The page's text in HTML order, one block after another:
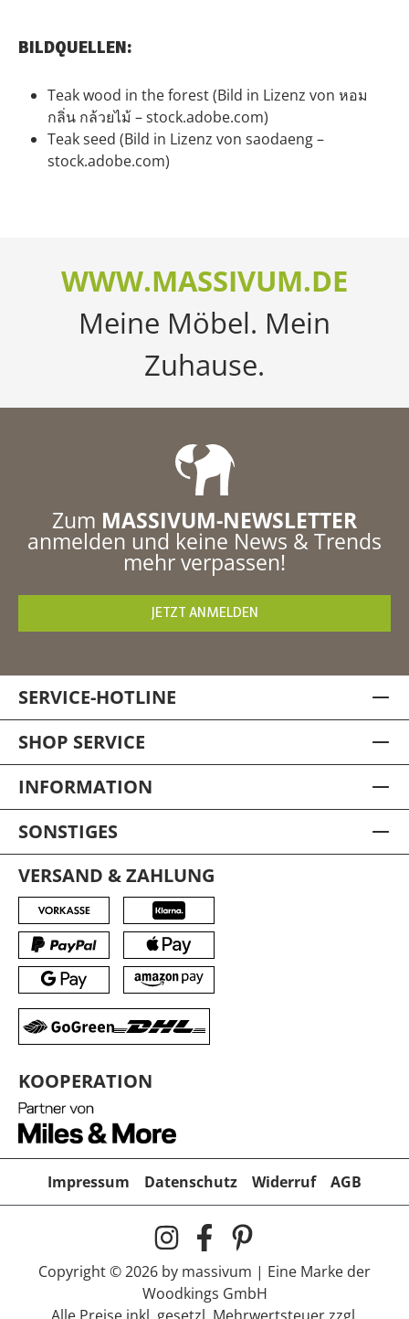
BILDQUELLEN:
Teak wood in the forest (Bild in Lizenz von หอม
กลิ่น กล้วยไม้ – stock.adobe.com)
Teak seed (Bild in Lizenz von saodaeng –
stock.adobe.com)
WWW.MASSIVUM.DE
Meine Möbel. Mein
Zuhause.
Zum MASSIVUM-NEWSLETTER
anmelden und keine News & Trends
mehr verpassen!
JETZT ANMELDEN
SERVICE-HOTLINE
SHOP SERVICE
INFORMATION
SONSTIGES
VERSAND & ZAHLUNG
KOOPERATION
Impressum Datenschutz Widerruf AGB
Copyright © 2026 by massivum | Eine Marke der
Woodkings GmbH